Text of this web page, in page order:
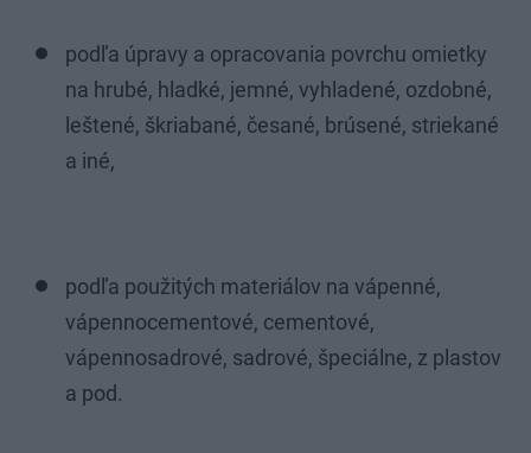
podľa úpravy a opracovania povrchu omietky
na hrubé, hladké, jemné, vyhladené, ozdobné,
leštené, škriabané, česané, brúsené, striekané
a iné,
podľa použitých materiálov na vápenné,
vápennocementové, cementové,
vápennosadrové, sadrové, špeciálne, z plastov
a pod.